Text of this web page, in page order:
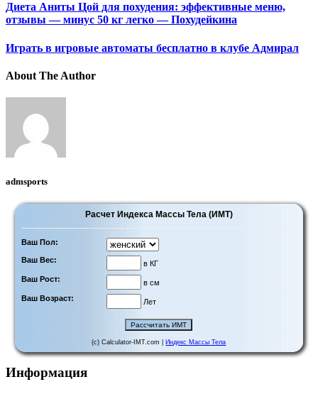
Диета Аниты Цой для похудения: эффективные меню,
отзывы — минус 50 кг легко — Похудейкина
Играть в игровые автоматы бесплатно в клубе Адмирал
About The Author
admsports
Расчет Индекса Массы Тела (ИМТ)
Ваш Пол:
Ваш Вес:
в КГ
Ваш Рост:
в см
Ваш Возраст:
Лет
(c) Calculator-IMT.com | Индекс Массы Тела
Информация